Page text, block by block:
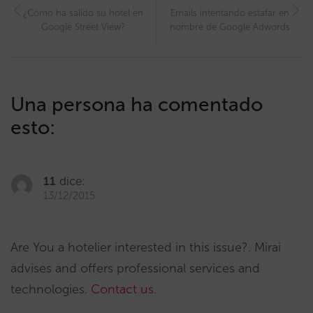
¿Cómo ha salido su hotel en
Google Street View?
Emails intentando estafar en
nombre de Google Adwords
Una persona ha comentado
esto:
11 dice:
13/12/2015
Are You a hotelier interested in this issue?. Mirai
advises and offers professional services and
technologies. Contact us.